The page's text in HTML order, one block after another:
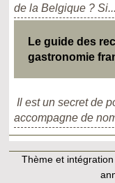
de la Belgique ? Si...
Le guide des
gastronomie
Il est un secret de
accompagne de
Thème et